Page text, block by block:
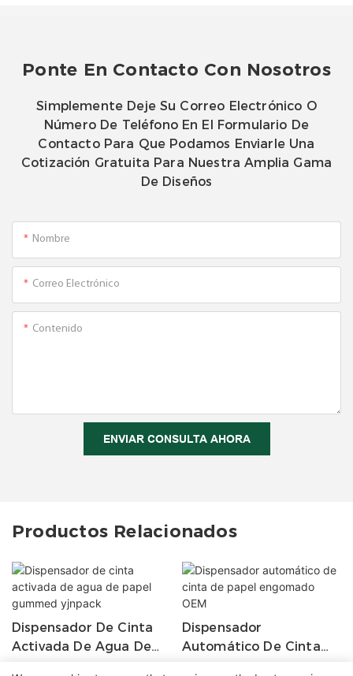
Ponte En Contacto Con Nosotros
Simplemente Deje Su Correo Electrónico O
Número De Teléfono En El Formulario De
Contacto Para Que Podamos Enviarle Una
Cotización Gratuita Para Nuestra Amplia Gama
De Diseños
Nombre
Correo Electrónico
Contenido
ENVIAR CONSULTA AHORA
Productos Relacionados
Dispensador De Cinta
Activada De Agua De
Dispensador
Automático De Cinta